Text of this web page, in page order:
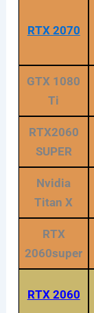
RTX 2070
GTX 1080
Ti
RTX2060
SUPER
Nvidia
Titan X
RTX
2060super
RTX 2060